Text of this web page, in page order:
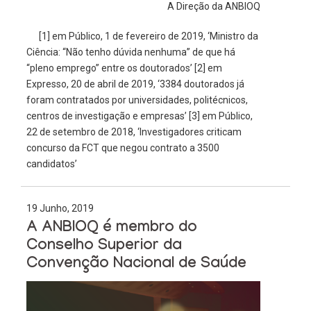
A Direção da ANBIOQ
[1] em Público, 1 de fevereiro de 2019, ‘Ministro da
Ciência: “Não tenho dúvida nenhuma” de que há
“pleno emprego” entre os doutorados’ [2] em
Expresso, 20 de abril de 2019, ‘3384 doutorados já
foram contratados por universidades, politécnicos,
centros de investigação e empresas’ [3] em Público,
22 de setembro de 2018, ‘Investigadores criticam
concurso da FCT que negou contrato a 3500
candidatos’
19 Junho, 2019
A ANBIOQ é membro do
Conselho Superior da
Convenção Nacional de Saúde